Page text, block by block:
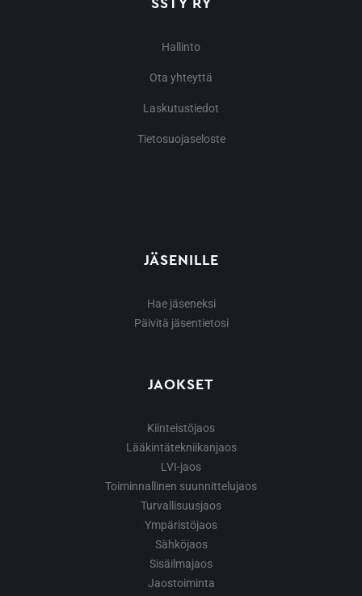
Hallinto
Ota yhteyttä
Laskutustiedot
Tietosuojaseloste
JÄSENILLE
Hae jäseneksi
Päivitä jäsentietosi
JAOKSET
Kiinteistöjaos
Lääkintätekniikanjaos
LVI-jaos
Toiminnallinen suunnittelujaos
Turvallisuusjaos
Ympäristöjaos
Sähköjaos
Sisäilmajaos
Jaostoiminta